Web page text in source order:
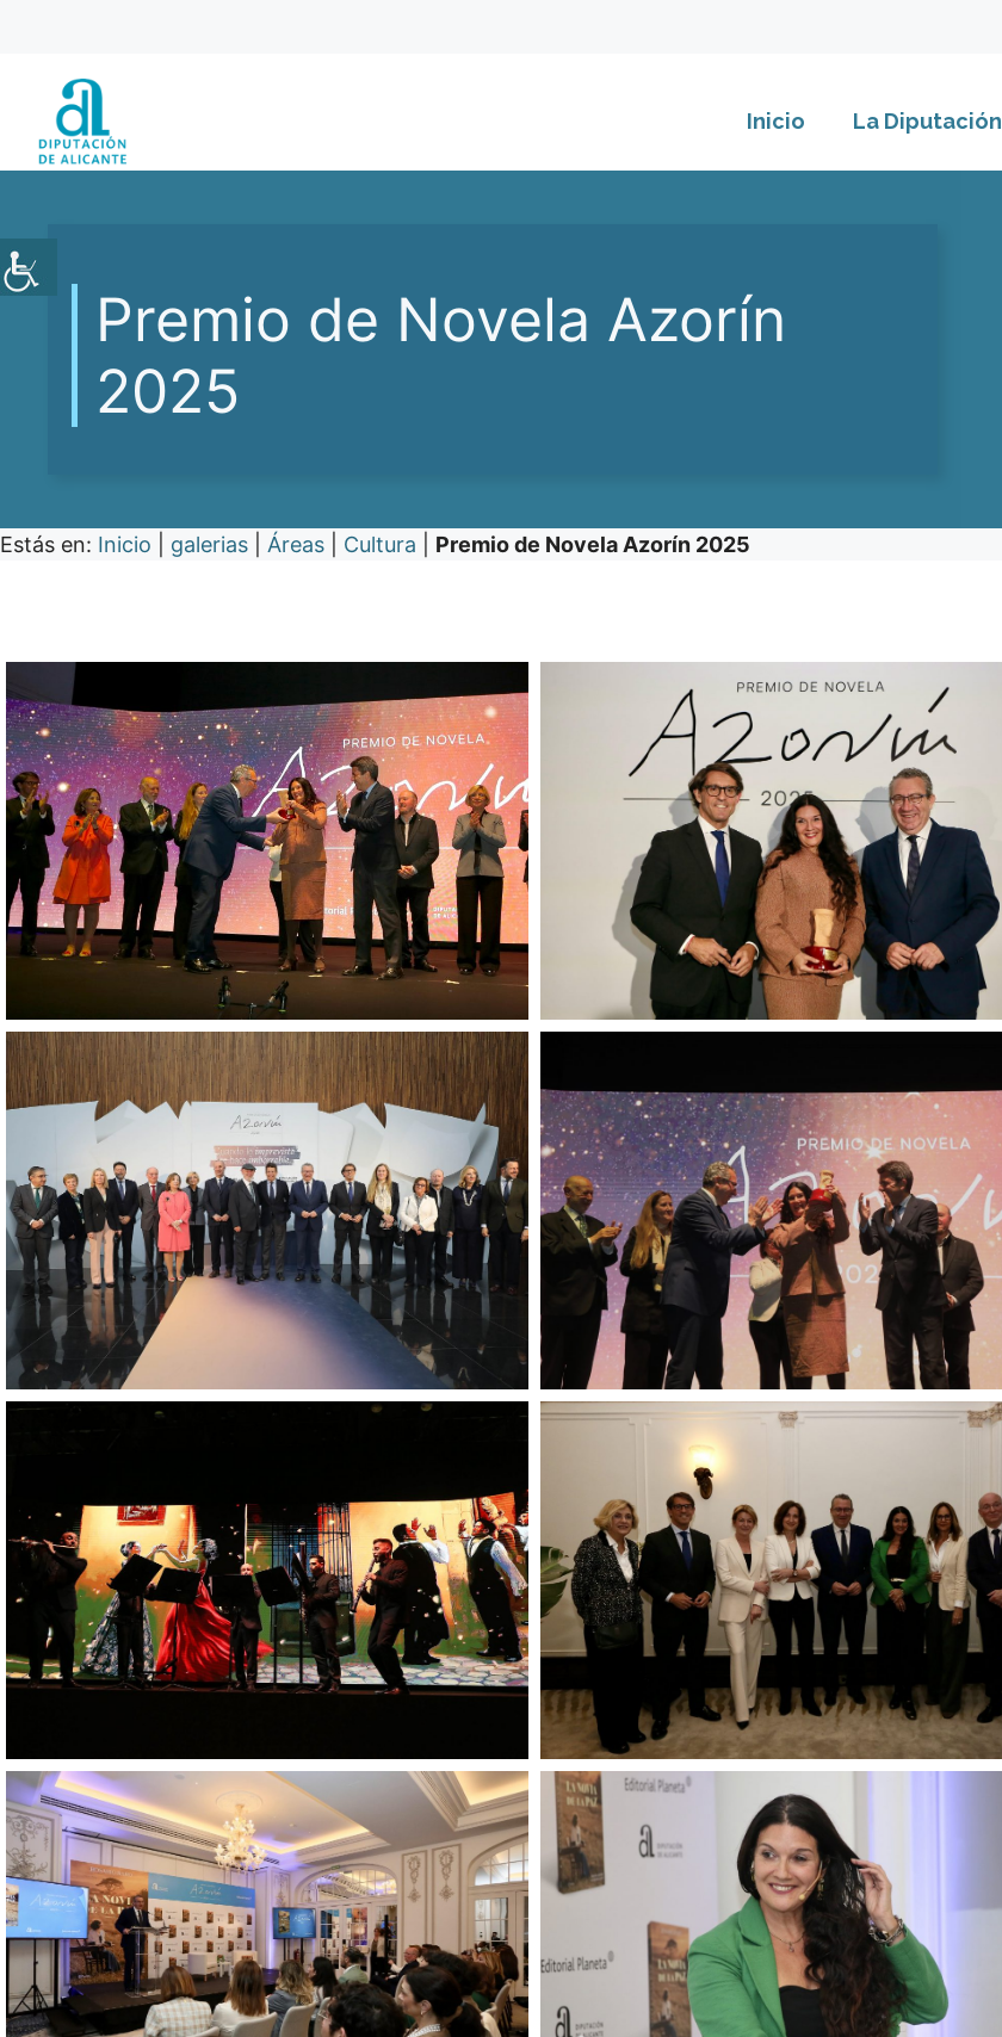
contenido
Inicio La Diputación
Premio de Novela Azorín
2025
Estás en: Inicio galerias Áreas Cultura Premio de Novela Azorín 2025